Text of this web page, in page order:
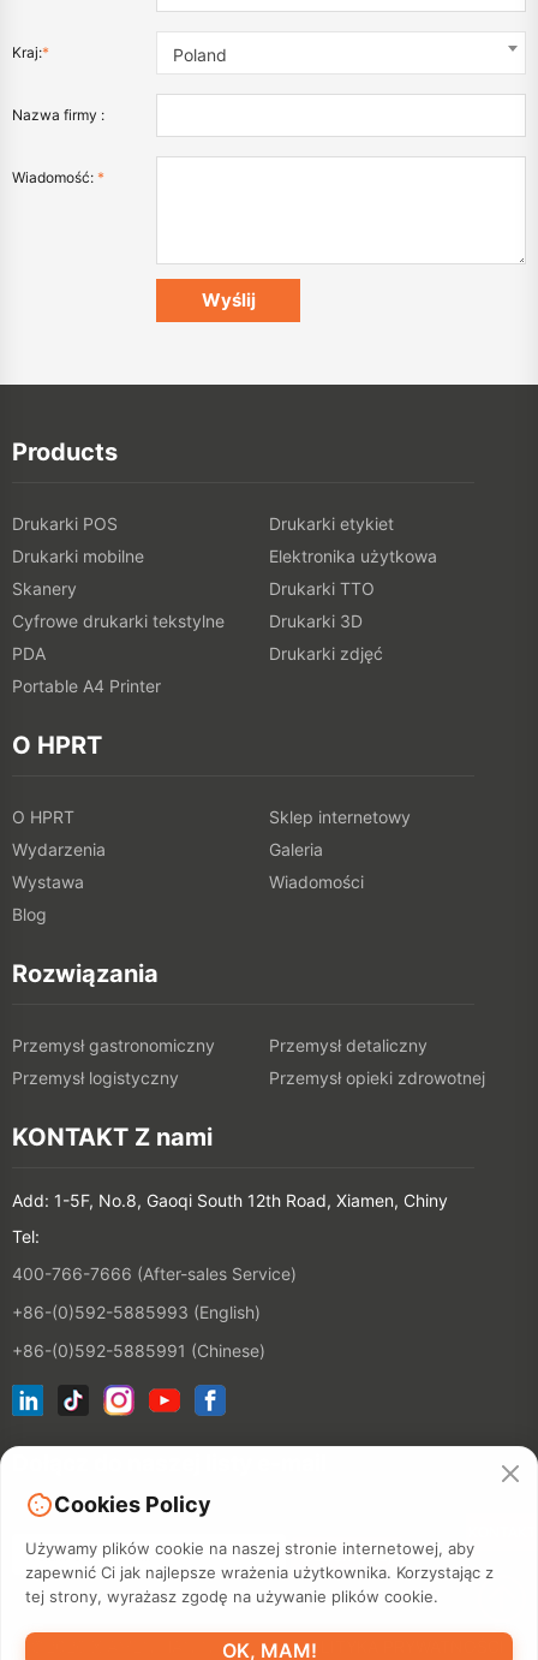
Kraj:* Poland
Nazwa firmy :
Wiadomość: *
Products
Drukarki POS
Drukarki etykiet
Drukarki mobilne
Elektronika użytkowa
Skanery
Drukarki TTO
Cyfrowe drukarki tekstylne
Drukarki 3D
PDA
Drukarki zdjęć
Portable A4 Printer
O HPRT
O HPRT
Sklep internetowy
Wydarzenia
Galeria
Wystawa
Wiadomości
Blog
Rozwiązania
Przemysł gastronomiczny
Przemysł detaliczny
Przemysł logistyczny
Przemysł opieki zdrowotnej
KONTAKT Z nami
Add: 1-5F, No.8, Gaoqi South 12th Road, Xiamen, Chiny
Tel:
400-766-7666 (After-sales Service)
+86-(0)592-5885993 (English)
+86-(0)592-5885991 (Chinese)
©2026 XIAMEN HANIN CO., LTD.POLITYKA PRYWATNOŚCI
Cookies Policy
Używamy plików cookie na naszej stronie internetowej, aby
zapewnić Ci jak najlepsze wrażenia użytkownika. Korzystając z
tej strony, wyrażasz zgodę na używanie plików cookie.
OK, MAM!